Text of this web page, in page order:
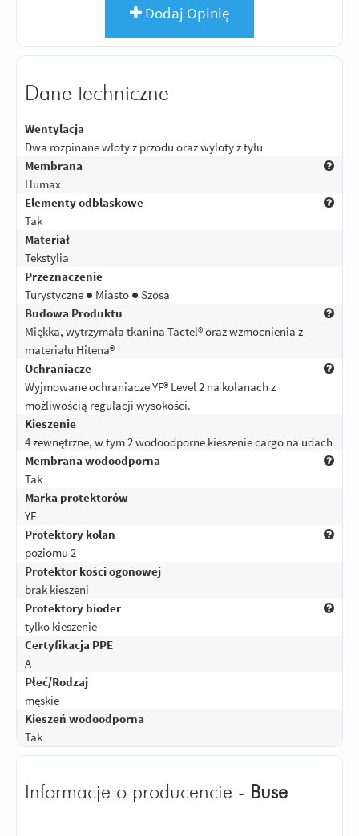
Dodaj Opinię
Dane techniczne
Wentylacja
Dwa rozpinane wloty z przodu oraz wyloty z tyłu
Membrana
Humax
Elementy odblaskowe
Tak
Materiał
Tekstylia
Przeznaczenie
Turystyczne ● Miasto ● Szosa
Budowa Produktu
Miękka, wytrzymała tkanina Tactel® oraz wzmocnienia z
materiału Hitena®
Ochraniacze
Wyjmowane ochraniacze YF® Level 2 na kolanach z
możliwością regulacji wysokości.
Kieszenie
4 zewnętrzne, w tym 2 wodoodporne kieszenie cargo na udach
Membrana wodoodporna
Tak
Marka protektorów
YF
Protektory kolan
poziomu 2
Protektor kości ogonowej
brak kieszeni
Protektory bioder
tylko kieszenie
Certyfikacja PPE
A
Płeć/Rodzaj
męskie
Kieszeń wodoodporna
Tak
Informacje o producencie - Buse